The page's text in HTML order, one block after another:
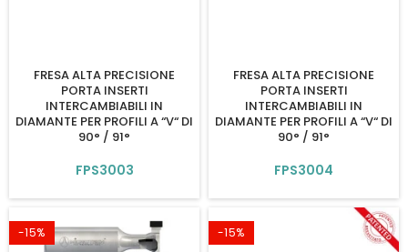
FRESA ALTA PRECISIONE
PORTA INSERTI
INTERCAMBIABILI IN
DIAMANTE PER PROFILI A “V“ DI
90° / 91°
FPS3003
FRESA ALTA PRECISIONE
PORTA INSERTI
INTERCAMBIABILI IN
DIAMANTE PER PROFILI A “V“ DI
90° / 91°
FPS3004
-15% -15%